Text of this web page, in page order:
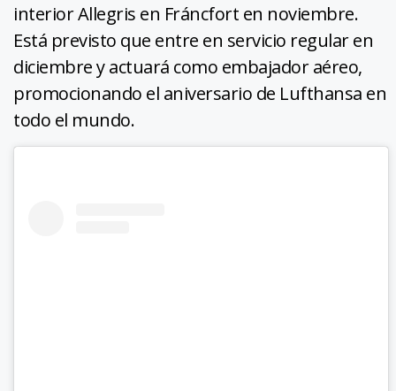
interior Allegris en Fráncfort en noviembre.
Está previsto que entre en servicio regular en
diciembre y actuará como embajador aéreo,
promocionando el aniversario de Lufthansa en
todo el mundo.